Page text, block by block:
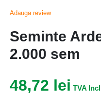
Adauga review
Seminte
2.000 sem
48,72 lei